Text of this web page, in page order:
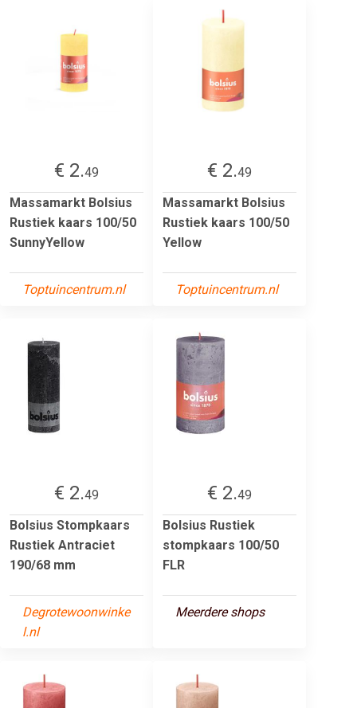
€ 2.49
Massamarkt Bolsius
Rustiek kaars 100/50
SunnyYellow
Toptuincentrum.nl
€ 2.49
Massamarkt Bolsius
Rustiek kaars 100/50
Yellow
Toptuincentrum.nl
€ 2.49
Bolsius Stompkaars
Rustiek Antraciet
190/68 mm
Degrotewoonwinke
l.nl
€ 2.49
Bolsius Rustiek
stompkaars 100/50
FLR
Meerdere shops